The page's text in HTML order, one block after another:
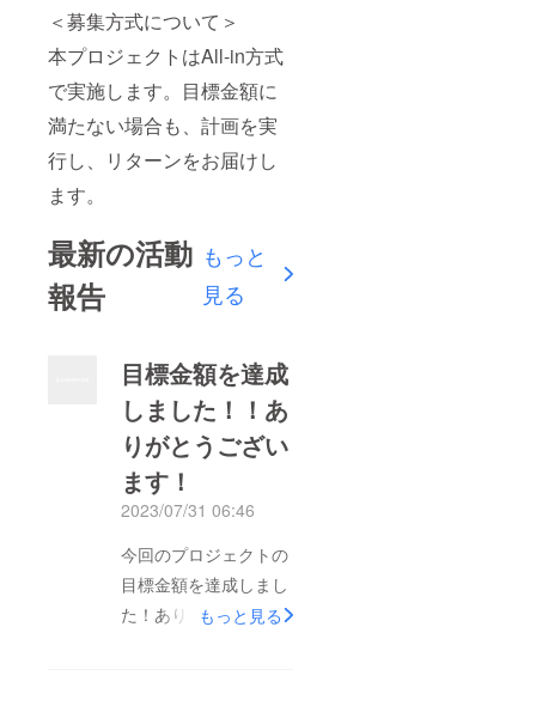
＜募集方式について＞
本プロジェクトはAll-in方式
で実施します。目標金額に
満たない場合も、計画を実
行し、リターンをお届けし
ます。
最新の活動
報告
もっと
見る
目標金額を達成
しました！！あ
りがとうござい
ます！
2023/07/31 06:46
今回のプロジェクトの
目標金額を達成しまし
た！ありがとうござい
もっと見る